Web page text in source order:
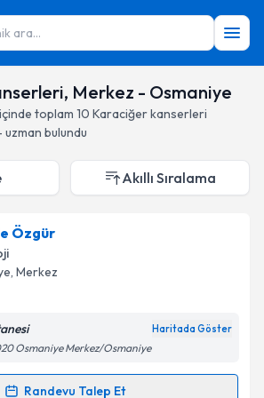
ara...
Merkez - Osmaniye
içinde toplam 10 Karaciğer kanserleri
bulundu
Akıllı Sıralama
Özgür
, Merkez
Haritada Göster
Osmaniye Merkez/Osmaniye
Randevu Talep Et